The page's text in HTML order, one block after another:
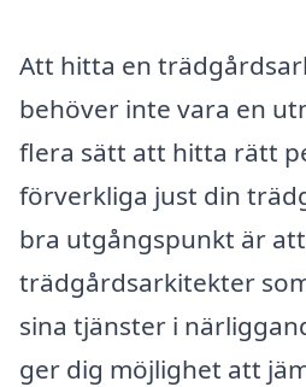
Att hitta en
behöver inte vara en
flera sätt att hitta rätt
förverkliga just din
bra utgångspunkt är
trädgårdsarkitekter
sina tjänster i
ger dig möjlighet att